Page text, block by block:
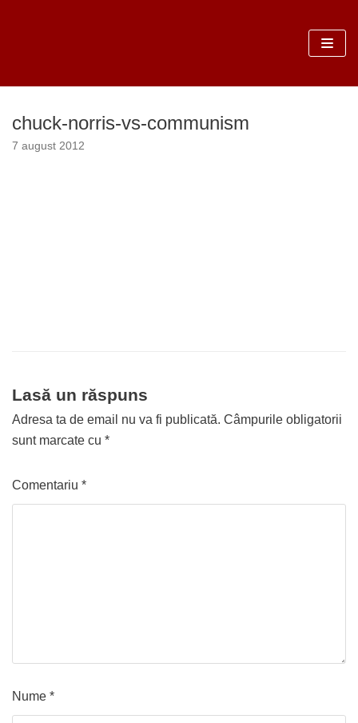
conținut
chuck-norris-vs-communism
7 august 2012
Lasă un răspuns
Adresa ta de email nu va fi publicată. Câmpurile obligatorii
sunt marcate cu *
Comentariu *
Nume *